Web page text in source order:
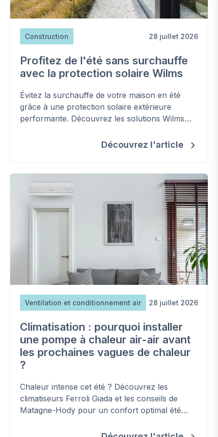
Construction 28 juillet 2026
Profitez de l'été sans surchauffe
avec la protection solaire Wilms
Évitez la surchauffe de votre maison en été
grâce à une protection solaire extérieure
performante. Découvrez les solutions Wilms
besoins en climatisation et préserver la
Découvrez l'article
Ventilation et conditionnement air 28 juillet 2026
Climatisation : pourquoi installer
une pompe à chaleur air-air avant
les prochaines vagues de chaleur
?
Chaleur intense cet été ? Découvrez les
climatiseurs Ferroli Giada et les conseils de
Matagne-Hody pour un confort optimal été